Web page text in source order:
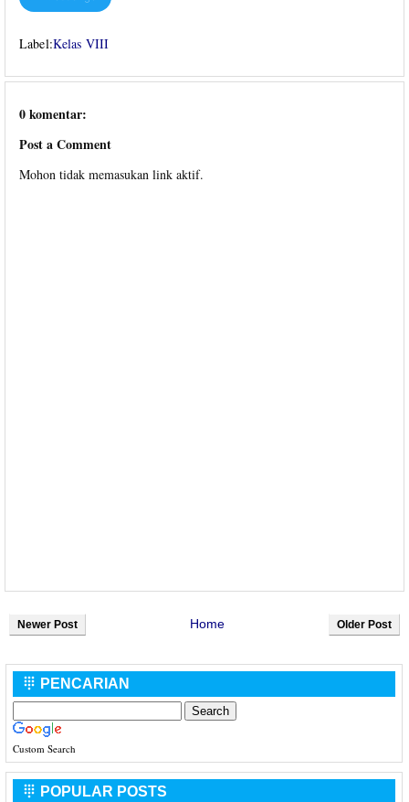
Label:Kelas VIII
0 komentar:
Post a Comment
Mohon tidak memasukan link aktif.
Newer Post Older Post
Home
 PENCARIAN
Custom Search
 POPULAR POSTS